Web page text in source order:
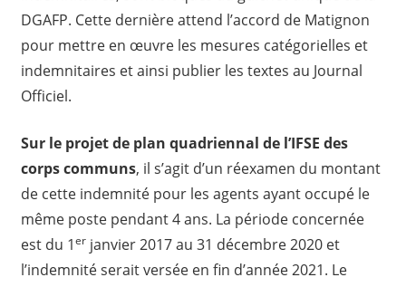
DGAFP. Cette dernière attend l’accord de Matignon
pour mettre en œuvre les mesures catégorielles et
indemnitaires et ainsi publier les textes au Journal
Officiel.
Sur le projet de plan quadriennal de l’IFSE des
corps communs, il s’agit d’un réexamen du montant
de cette indemnité pour les agents ayant occupé le
même poste pendant 4 ans. La période concernée
est du 1erjanvier 2017 au 31 décembre 2020 et
l’indemnité serait versée en fin d’année 2021. Le